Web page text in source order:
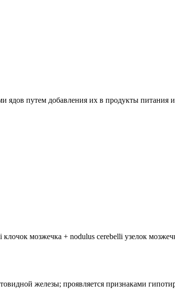
путем добавления их в продукты питания и
мозжечка + nodulus cerebelli узелок
железы; проявляется признаками